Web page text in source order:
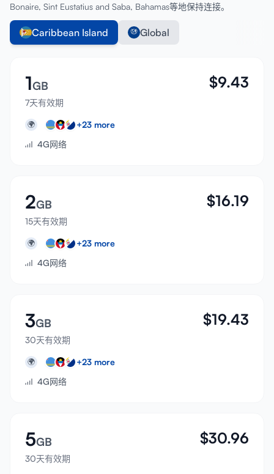
Bonaire, Sint Eustatius and Saba, Bahamas等地保持连接。
Caribbean Island Global
1GB
7天有效期
$9.43
🌍 +23 more
4G网络
2GB
15天有效期
$16.19
🌍 +23 more
4G网络
3GB
30天有效期
$19.43
🌍 +23 more
4G网络
5GB
30天有效期
$30.96